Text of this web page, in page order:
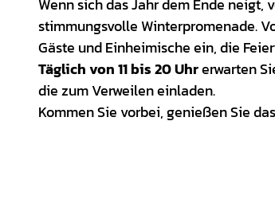
stimmungsvolle Winterpromenade.
Gäste und Einheimische ein, die
Täglich von 11 bis 20 Uhrerwarten
die zum Verweilen einladen.
Kommen Sie vorbei, genießen Sie